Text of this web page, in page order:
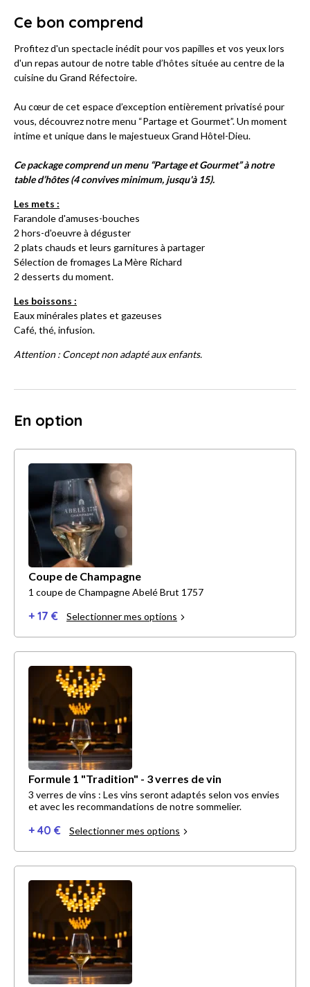
Ce bon comprend
Profitez d'un spectacle inédit pour vos papilles et vos yeux lors
d'un repas autour de notre table d’hôtes située au centre de la
cuisine du Grand Réfectoire.
Au cœur de cet espace d’exception entièrement privatisé pour
vous, découvrez notre menu “Partage et Gourmet”. Un moment
intime et unique dans le majestueux Grand Hôtel-Dieu.
Ce package comprend un menu “Partage et Gourmet” à notre
table d’hôtes (4 convives minimum, jusqu'à 15).
Les mets :
Farandole d'amuses-bouches
2 hors-d'oeuvre à déguster
2 plats chauds et leurs garnitures à partager
Sélection de fromages La Mère Richard
2 desserts du moment.
Les boissons :
Eaux minérales plates et gazeuses
Café, thé, infusion.
Attention : Concept non adapté aux enfants.
En option
Coupe de Champagne
1 coupe de Champagne Abelé Brut 1757
+ 17 € Selectionner mes options
Formule 1 "Tradition" - 3 verres de vin
3 verres de vins : Les vins seront adaptés selon vos envies
et avec les recommandations de notre sommelier.
+ 40 € Selectionner mes options